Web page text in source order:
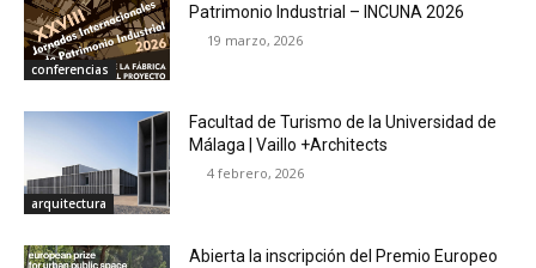
conferencias
Patrimonio Industrial – INCUNA 2026
19 marzo, 2026
arquitectura
Facultad de Turismo de la Universidad de
Málaga | Vaillo +Architects
4 febrero, 2026
Abierta la inscripción del Premio Europeo